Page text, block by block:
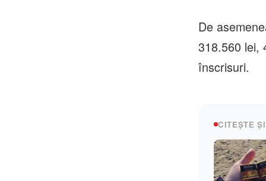
De
318.560 lei,
înscrisuri.
CITEȘTE ȘI